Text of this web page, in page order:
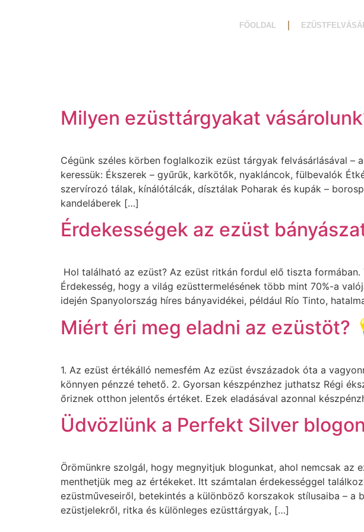
FŐOLDAL
Milyen ezüsttárgyakat
Cégünk széles körben foglalkozik ezüst tárgyak felvásárlásával
keressük: Ékszerek – gyűrűk, karkötők, nyakláncok, fülbevalók
szervírozó tálak, kínálótálcák, dísztálak Poharak és kupák –
kandeláberek […]
Érdekességek az ezüst
Hol található az ezüst? Az ezüst ritkán fordul elő tiszta
Érdekesség, hogy a világ ezüsttermelésének több mint 70%-a
idején Spanyolország híres bányavidékei, például Río Tinto,
Miért éri meg eladni az ezüstöt?
1. Az ezüst értékálló nemesfém Az ezüst évszázadok óta a
könnyen pénzzé tehető. 2. Gyorsan készpénzhez juthatsz Régi
őriznek otthon jelentős értéket. Ezek eladásával azonnal
Üdvözlünk a Perfekt Silver
Örömünkre szolgál, hogy megnyitjuk blogunkat, ahol nemcsak az
menthetjük meg az értékeket. Itt számtalan érdekességgel
ezüstműveseiről, betekintés a különböző korszakok stílusaiba –
ezüstjelekről, ritka és különleges ezüsttárgyak, […]